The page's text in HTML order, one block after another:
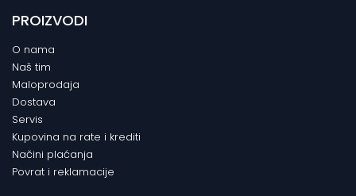
PROIZVODI
O nama
Naš tim
Maloprodaja
Dostava
Servis
Kupovina na rate i krediti
Načini plaćanja
Povrat i reklamacije